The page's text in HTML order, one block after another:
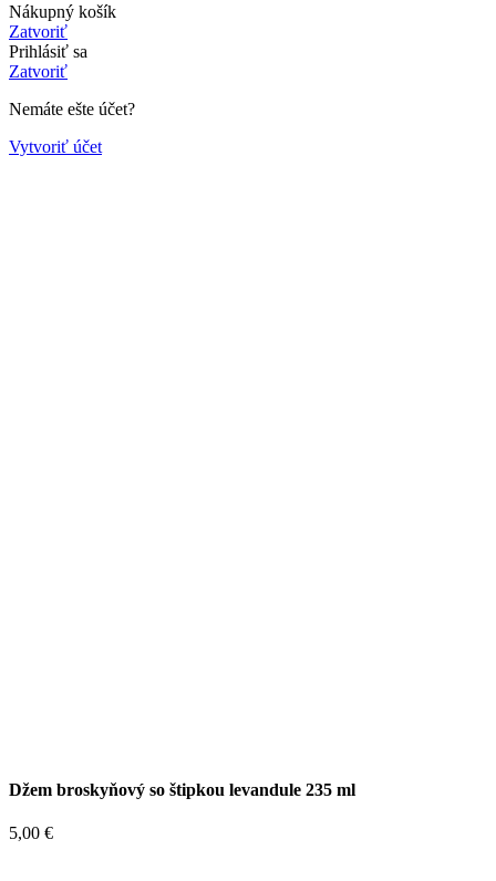
Nákupný košík
Zatvoriť
Prihlásiť sa
Zatvoriť
Nemáte ešte účet?
Vytvoriť účet
Džem broskyňový so štipkou levandule 235 ml
5,00 €